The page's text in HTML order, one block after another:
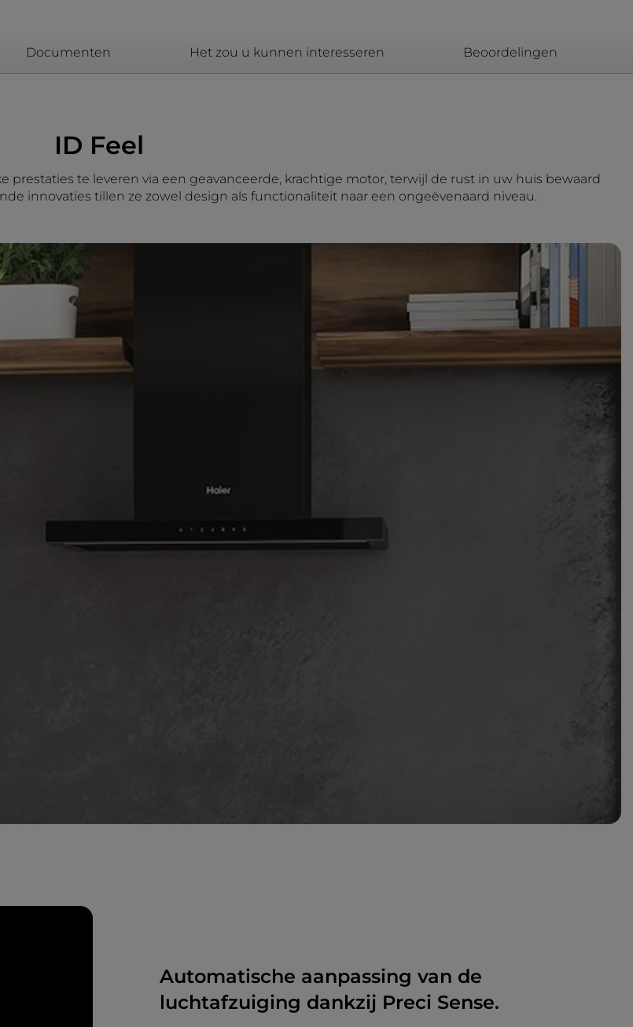
Documenten Het zou u kunnen interesseren Beoordelingen
ID Feel
te leveren via een geavanceerde, krachtige motor, terwijl de rust in uw huis bewaard
innovaties tillen ze zowel design als functionaliteit naar een ongeëvenaard niveau.
Automatische aanpassing van de
luchtafzuiging dankzij Preci Sense.